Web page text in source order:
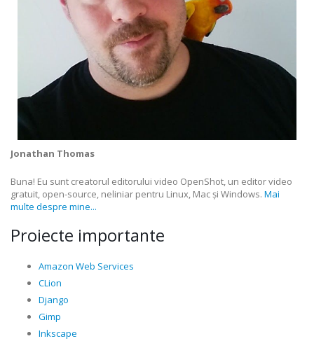
Jonathan Thomas
Buna! Eu sunt creatorul editorului video OpenShot, un editor video
gratuit, open-source, neliniar pentru Linux, Mac și Windows. Mai
multe despre mine...
Proiecte importante
Amazon Web Services
CLion
Django
Gimp
Inkscape